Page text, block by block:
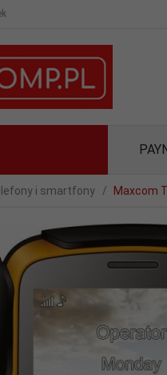
i smartfony Maxcom